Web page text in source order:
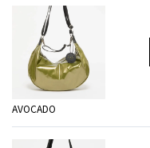
AVOCADO